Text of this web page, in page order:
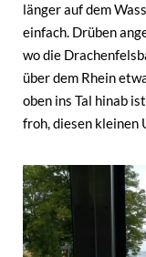
länger auf dem
einfach. Drüben
wo die
über dem Rhein
oben ins Tal hinab
froh, diesen kleinen